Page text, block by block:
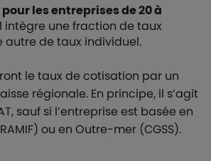
les entreprises de 20 à
intègre une fraction de taux
autre de taux individuel.
le taux de cotisation par un
régionale. En principe, il s’agit
sauf si l’entreprise est basée en
ou en Outre-mer (CGSS).